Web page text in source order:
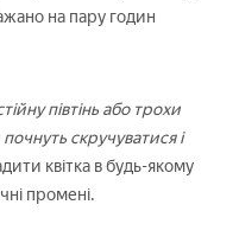
на пару годин
півтінь або трохи
скручуватися і
квітка в будь-якому
промені.